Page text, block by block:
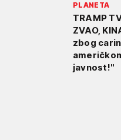
PLANETA
TRAMP
ZVAO,
zbog
javnost!"